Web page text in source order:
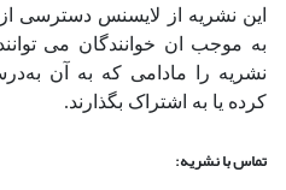
این نشریه از لایسنس دسترسی
به موجب ان خوانندگان می
نشریه را مادامی که به آن‌
کرده یا به اشتراک بگذارند.
تماس با نشریه: